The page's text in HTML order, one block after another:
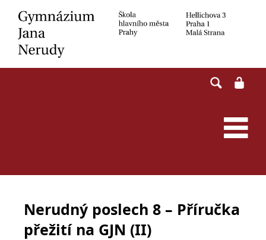
content
Nerudný poslech 8 – Příručka
přežití na GJN (II)